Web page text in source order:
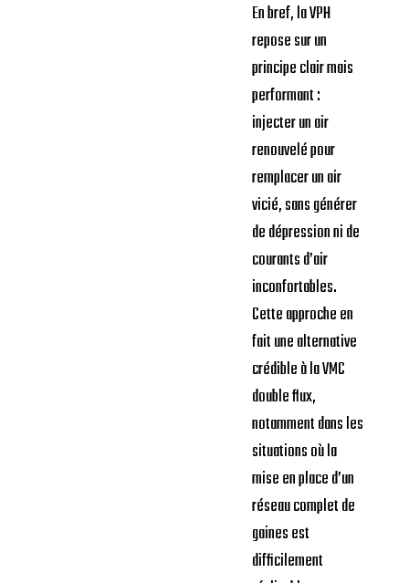
En bref, la VPH
repose sur un
principe clair mais
performant :
injecter un air
renouvelé pour
remplacer un air
vicié, sans générer
de dépression ni de
courants d’air
inconfortables.
Cette approche en
fait une alternative
crédible à la VMC
double flux,
notamment dans les
situations où la
mise en place d’un
réseau complet de
gaines est
difficilement